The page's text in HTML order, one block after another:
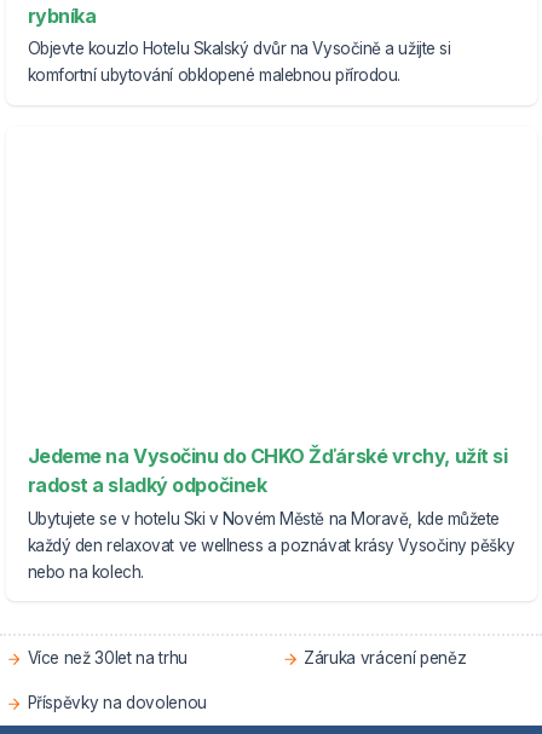
rybníka
Objevte kouzlo Hotelu Skalský dvůr na Vysočině a užijte si
komfortní ubytování obklopené malebnou přírodou.
Jedeme na Vysočinu do CHKO Žďárské vrchy, užít si
radost a sladký odpočinek
Ubytujete se v hotelu Ski v Novém Městě na Moravě, kde můžete
každý den relaxovat ve wellness a poznávat krásy Vysočiny pěšky
nebo na kolech.
Více než 30let na trhu Záruka vrácení peněz
Příspěvky na dovolenou